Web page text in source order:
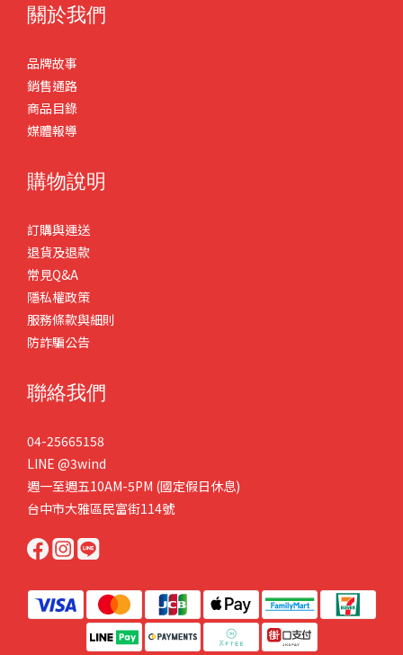
關於我們
品牌故事
銷售通路
商品目錄
媒體報導
購物說明
訂購與運送
退貨及退款
常見Q&A
隱私權政策
服務條款與細則
防詐騙公告
聯絡我們
04-25665158
LINE @3wind
週一至週五10AM-5PM (國定假日休息)
台中市大雅區民富街114號